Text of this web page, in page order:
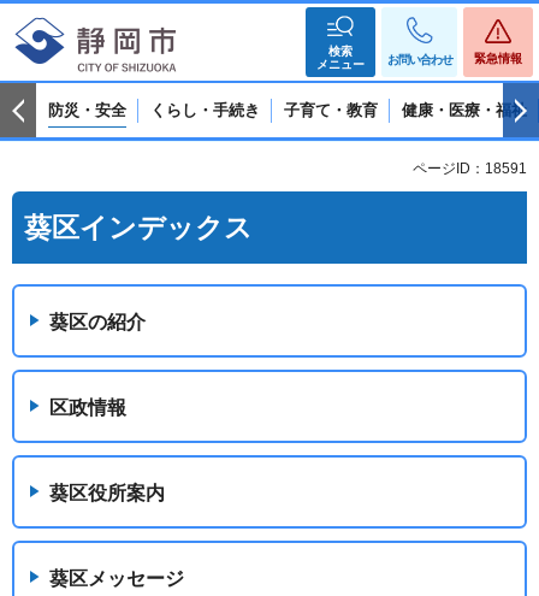
検索
メニュー
お問い合わせ 緊急情報
防災・安全 くらし・手続き 子育て・教育 健康・医療・福祉
ページID：18591
葵区インデックス
葵区の紹介
区政情報
葵区役所案内
葵区メッセージ